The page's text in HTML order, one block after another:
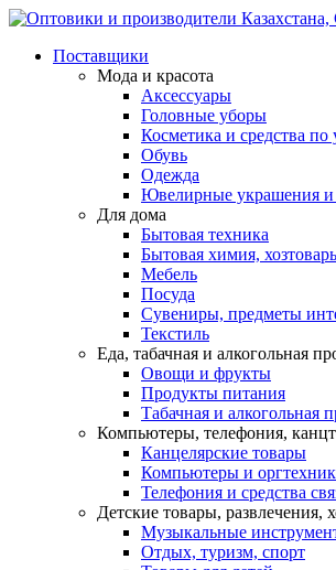
Поставщики
Мода и красота
Аксессуары
Головные уборы
Косметика и средства по
Обувь
Одежда
Ювелирные украшения и
Для дома
Бытовая техника
Бытовая химия,
Мебель
Посуда
Сувениры, предметы
Текстиль
Еда, табачная и алкогольная
Овощи и фрукты
Продукты питания
Табачная и алкогольная
Компьютеры, телефония,
Канцелярские товары
Компьютеры и
Телефония и средства
Детские товары, развлечения,
Музыкальные
Отдых, туризм, спорт